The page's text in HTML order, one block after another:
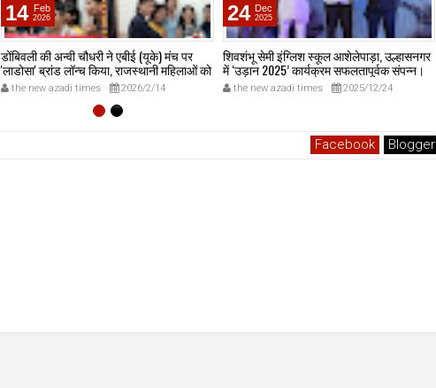
14 Feb
2026
डोंबिवली की अन्वी चौधरी ने एबीई (यूके) मंच पर
'लाडोसा' ब्रांड लॉन्च किया, राजस्थानी महिलाओं को
दिलाई पहचान।
the new azadi times 2026/2/14
24 Dec
2025
शिवशंभू सेमी इंग्लिश स्कूल आशेलेपाड़ा, उल्हासनगर
में ‘उड़ान 2025’ कार्यक्रम सफलतापूर्वक संपन्न।
the new azadi times 2025/12/24
Facebook Blogger